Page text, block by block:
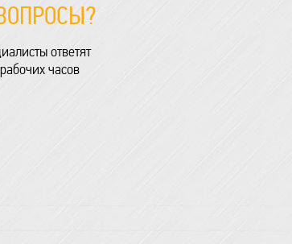
ответят
часов